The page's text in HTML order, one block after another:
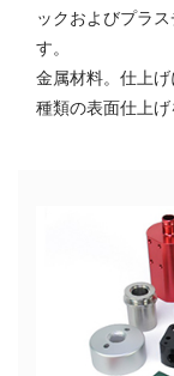
ックおよびプラ
す。
金属材料。仕上
種類の表面仕上げ